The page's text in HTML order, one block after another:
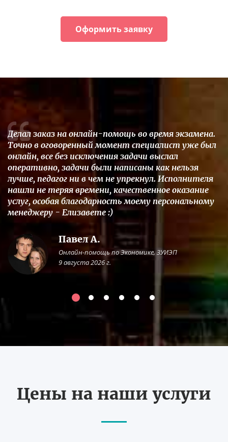
Оформить заявку
Делал заказ на онлайн-помощь во время экзамена.
Точно в оговоренный момент специалист уже был
онлайн, все без исключения задачи выслал
оперативно, задачи были написаны как нельзя
лучше, педагог ни в чем не упрекнул. Исполнителя
нашли не теряя времени, качественное оказание
услуг, особая благодарность моему персональному
менеджеру - Елизавете :)
Павел А.
Онлайн-помощь по Экономике, ЗУИЭП
9 августа 2026 г.
Цены на наши услуги